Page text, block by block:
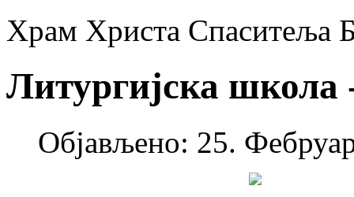
Храм Христа Спаситеља
Литургијска
Објављено: 25.